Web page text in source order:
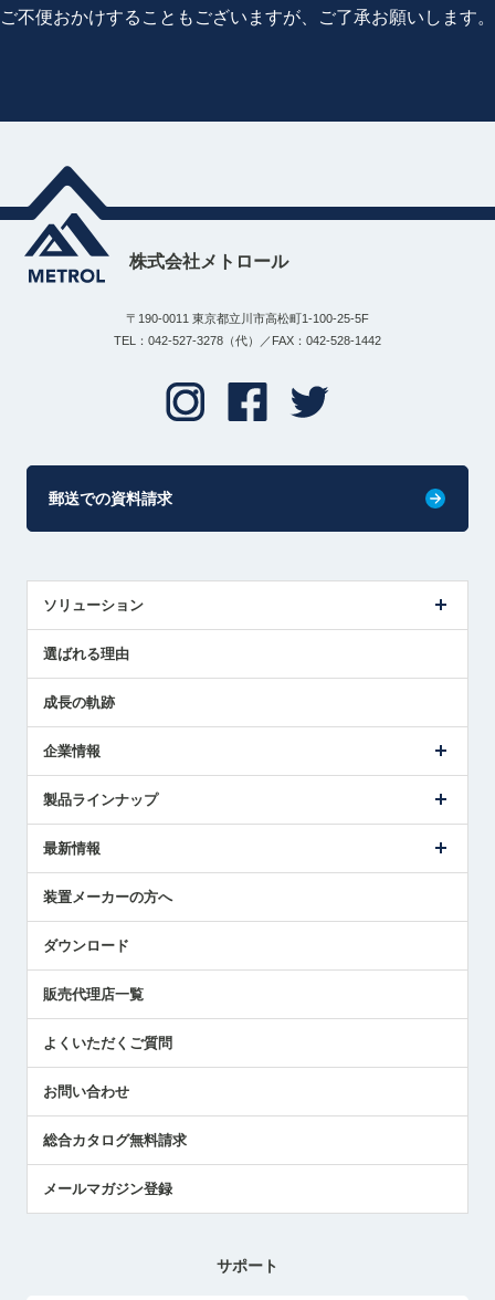
ご不便おかけすることもございますが、ご了承お願いします。
株式会社メトロール
〒190-0011 東京都立川市高松町1-100-25-5F
TEL：042-527-3278（代）／FAX：042-528-1442
郵送での資料請求
ソリューション
解決策提案
選ばれる理由
成長の軌跡
企業情報
ごあいさつ
受賞履歴
採用情報
国/地域/言語
製品ラインナップ
ツールセッタ製品
エアマイクロセンサ製品
最新情報
メトロールの技術
社員ブログ
中小企業のBCP地震対策
センサのテクニカルガイド
社長ブログ
装置メーカーの方へ
ダウンロード
販売代理店一覧
よくいただくご質問
お問い合わせ
総合カタログ無料請求
メールマガジン登録
サポート